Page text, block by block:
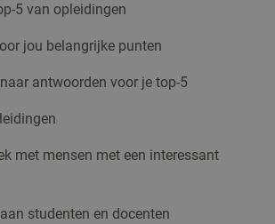
5 van opleidingen
jou belangrijke punten
antwoorden voor je top-5
met mensen met een interessant
studenten en docenten